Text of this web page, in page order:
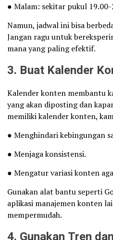
● Malam: sekitar pukul
Namun, jadwal ini bisa
Jangan ragu untuk
mana yang paling efektif.
3. Buat Kalender
Kalender konten membantu
yang akan diposting dan
memiliki kalender konten,
● Menghindari kebingungan
● Menjaga konsistensi.
● Mengatur variasi konten
Gunakan alat bantu seperti
aplikasi manajemen konten
mempermudah.